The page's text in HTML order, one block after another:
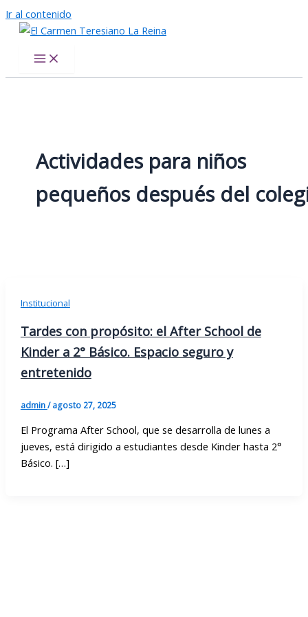
Ir al contenido
Actividades para niños
pequeños después del
Institucional
Tardes con propósito: el After School de
Kinder a 2° Básico. Espacio seguro y
entretenido
admin/agosto 27, 2025
El Programa After School, que se desarrolla de lunes a
jueves, está dirigido a estudiantes desde Kinder hasta 2°
Básico. […]